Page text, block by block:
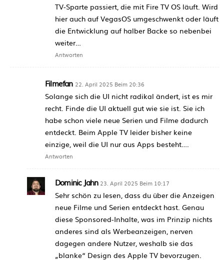
TV-Sparte passiert, die mit Fire TV OS läuft. Wird
hier auch auf VegasOS umgeschwenkt oder läuft
die Entwicklung auf halber Backe so nebenbei
weiter…
Antworten
Filmefan 22. April 2025 Beim 20:36
Solange sich die UI nicht radikal ändert, ist es mir
recht. Finde die UI aktuell gut wie sie ist. Sie ich
habe schon viele neue Serien und Filme dadurch
entdeckt. Beim Apple TV leider bisher keine
einzige, weil die UI nur aus Apps besteht….
Antworten
Dominic Jahn 23. April 2025 Beim 10:17
Sehr schön zu lesen, dass du über die Anzeigen
neue Filme und Serien entdeckt hast. Genau
diese Sponsored-Inhalte, was im Prinzip nichts
anderes sind als Werbeanzeigen, nerven
dagegen andere Nutzer, weshalb sie das
„blanke“ Design des Apple TV bevorzugen.